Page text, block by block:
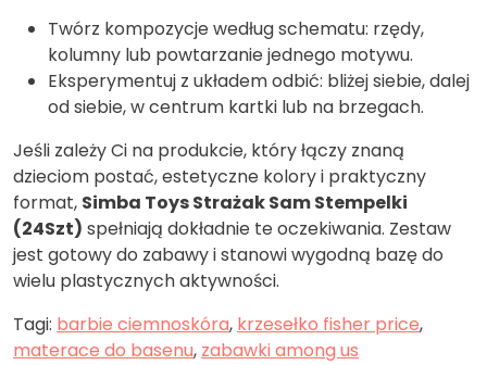
Twórz kompozycje według schematu: rzędy,
kolumny lub powtarzanie jednego motywu.
Eksperymentuj z układem odbić: bliżej siebie, dalej
od siebie, w centrum kartki lub na brzegach.
Jeśli zależy Ci na produkcie, który łączy znaną
dzieciom postać, estetyczne kolory i praktyczny
format, Simba Toys Strażak Sam Stempelki
(24Szt) spełniają dokładnie te oczekiwania. Zestaw
jest gotowy do zabawy i stanowi wygodną bazę do
wielu plastycznych aktywności.
Tagi: barbie ciemnoskóra, krzesełko fisher price,
materace do basenu, zabawki among us